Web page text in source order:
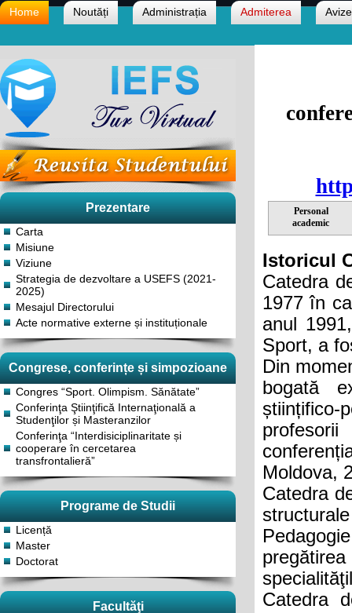
Home Noutăți Administrația Admiterea Avize
Prezentare
Carta
Misiune
Viziune
Strategia de dezvoltare a USEFS (2021-
2025)
Mesajul Directorului
Acte normative externe și instituționale
Congrese, conferințe și simpozioane
Congres “Sport. Olimpism. Sănătate”
Conferinţa Ştiinţifică Internaţională a
Studenţilor și Masteranzilor
Conferinţa “Interdisiciplinaritate și
cooperare în cercetarea
transfrontalieră”
Programe de Studii
Licență
Master
Doctorat
Facultăţi
Personal
academic
Istoricul
Catedra
1977 în
anul
Sport, a
Din
bogată
științifico-
Moldova,
Catedra
Catedra